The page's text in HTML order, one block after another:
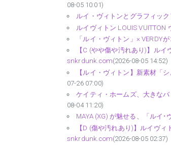
08-05 10:01)
ルイ・ヴィトンとグラフィッ
ルイヴィトン LOUIS
「ルイ・ヴィトン」× VERDY
【C (やや傷や汚れあり)】ル
snkrdunk.com(2026-08-05 14:52)
【ルイ・ヴィトン】新素材「
07-26 07:00)
ケイティ・ホームズ、大きな
08-04 11:20)
MAYA (XG) が魅せる、「ルイ
【D (傷や汚れあり)】ルイヴ
snkrdunk.com(2026-08-05 02:37)